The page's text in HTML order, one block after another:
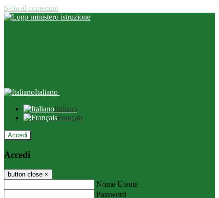
Salta al contenuto
Italiano
Italiano
Français
Accedi
Accedi
button close ×
Nome Utente
Password